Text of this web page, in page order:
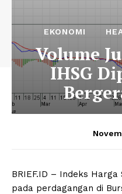
EKONOMI
Volume
IHSG
BRIEF.ID – Indeks Harga
pada perdagangan di